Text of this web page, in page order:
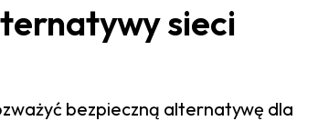
sieci
bezpieczną alternatywę dla